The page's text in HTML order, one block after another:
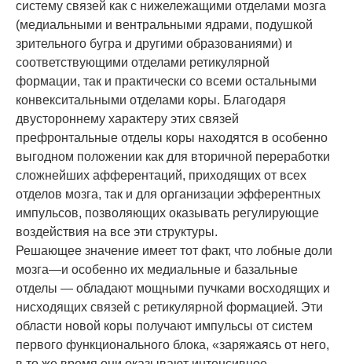
систему связей как с нижележащими отделами мозга
(медиальными и вентральными ядрами, подушкой
зрительного бугра и другими образованиями) и
соответствующими отделами ретикулярной
формации, так и практически со всеми остальными
конвекситальными отделами коры. Благодаря
двустороннему характеру этих связей
префронтальные отделы коры находятся в особенно
выгодном положении как для вторичной переработки
сложнейших афферентаций, приходящих от всех
отделов мозга, так и для организации эфферентных
импульсов, позволяющих оказывать регулирующие
воздействия на все эти структуры.
Решающее значение имеет тот факт, что лобные доли
мозга—и особенно их медиальные и базальные
отделы — обладают мощными пучками восходящих и
нисходящих связей с ретикулярной формацией. Эти
области новой коры получают импульсы от систем
первого функционального блока, «заряжаясь от него,